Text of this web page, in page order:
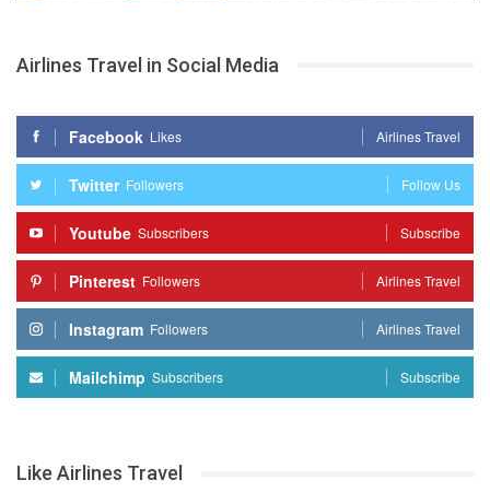
Airlines Travel in Social Media
Facebook Likes Airlines Travel
Twitter Followers Follow Us
Youtube Subscribers Subscribe
Pinterest Followers Airlines Travel
Instagram Followers Airlines Travel
Mailchimp Subscribers Subscribe
Like Airlines Travel